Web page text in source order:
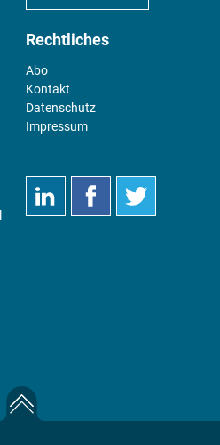
Rechtliches
Abo
Kontakt
Datenschutz
Impressum